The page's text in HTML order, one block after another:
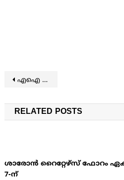
Post navigation
എഐ ജോലി കൈയ്യടക്കുമെന്ന് 70 ശതമാനം അമേരിക്കക്കാരും ആശങ്കപ്പെടുന്നു
RELATED POSTS
ശാരോന്‍ റൈറ്റേഴ്സ് ഫോറം
7-ന്